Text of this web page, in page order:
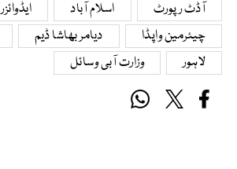
آڈٹ رپورٹ اسلام آباد ایڈوائزر
چیئرمین واپڈا
دیامر بھاشا ڈیم
لاہور
وزارت آبی وسائل